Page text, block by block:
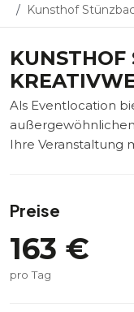
Kunsthof
KUNSTHOF
Als Eventlocation
Ihre Veranstaltung
Preise
163 €
pro Tag